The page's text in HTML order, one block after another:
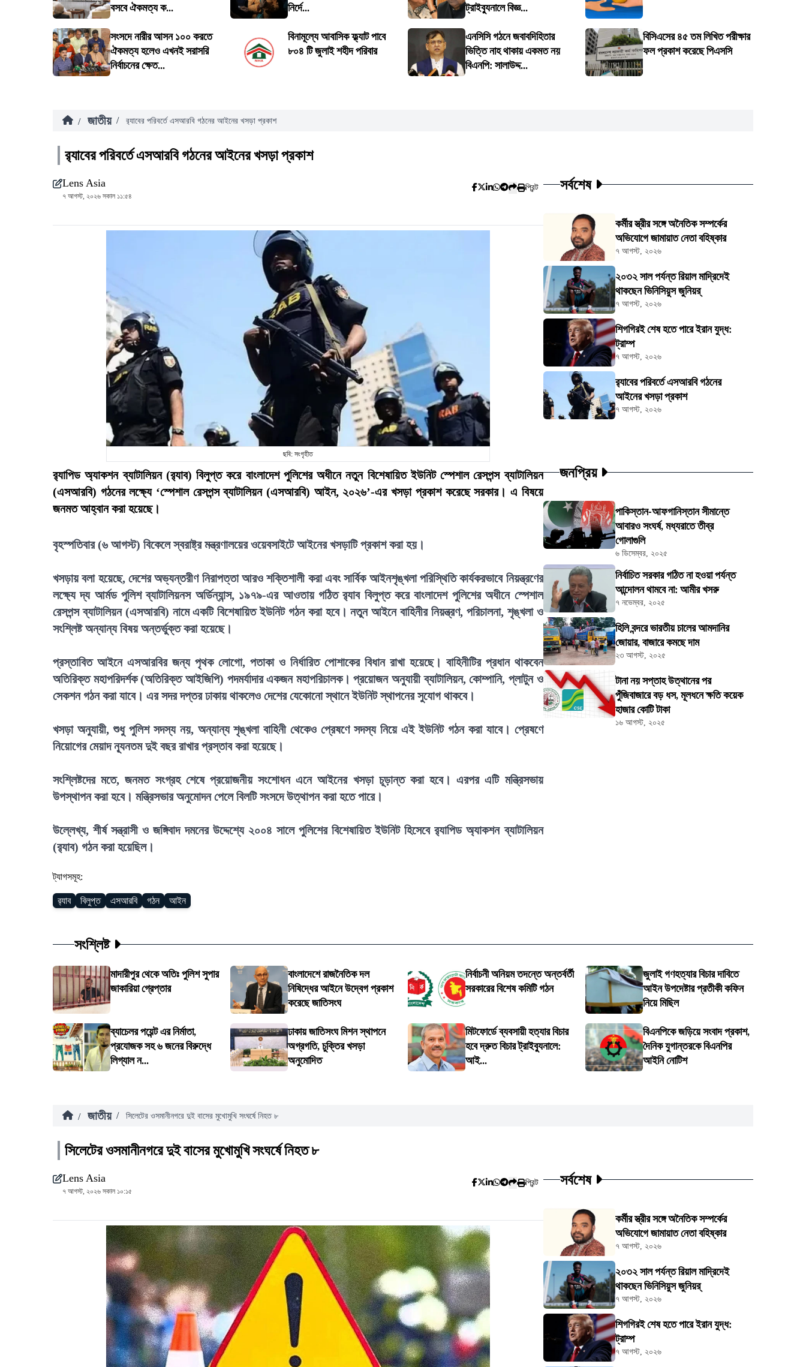
বসবে ঐকমত্য ক...
নির্দে...
ট্রাইব্যুনালে বিজ্ঞ...
সংসদে নারীর আসন ১০০ করতে
ঐকমত্য হলেও এখনই সরাসরি
নির্বাচনের ক্ষেত...
বিনামূল্যে আবাসিক ফ্ল্যাট পাবে
৮০৪ টি জুলাই শহীদ পরিবার
এনসিসি গঠনে জবাবদিহিতার
ভিত্তি নাহ থাকায় একমত নয়
বিএনপি: সালাউদ্দ...
বিসিএসের ৪৫ তম লিখিত পরীক্ষার
ফল প্রকাশ করেছে পিএসসি
/ জাতীয় / র‍্যাবের পরিবর্তে এসআরবি গঠনের আইনের খসড়া প্রকাশ
র‍্যাবের পরিবর্তে এসআরবি গঠনের আইনের খসড়া প্রকাশ
Lens Asia
৭ আগস্ট, ২০২৬ সকাল ১১:৫৪
প্রিন্ট
ছবি: সংগৃহীত
র‍্যাপিড অ্যাকশন ব্যাটালিয়ন (র‍্যাব) বিলুপ্ত করে বাংলাদেশ পুলিশের অধীনে নতুন বিশেষায়িত ইউনিট স্পেশাল রেসপন্স ব্যাটালিয়ন
(এসআরবি) গঠনের লক্ষ্যে ‘স্পেশাল রেসপন্স ব্যাটালিয়ন (এসআরবি) আইন, ২০২৬’-এর খসড়া প্রকাশ করেছে সরকার। এ বিষয়ে
জনমত আহ্বান করা হয়েছে।
বৃহস্পতিবার (৬ আগস্ট) বিকেলে স্বরাষ্ট্র মন্ত্রণালয়ের ওয়েবসাইটে আইনের খসড়াটি প্রকাশ করা হয়।
খসড়ায় বলা হয়েছে, দেশের অভ্যন্তরীণ নিরাপত্তা আরও শক্তিশালী করা এবং সার্বিক আইনশৃঙ্খলা পরিস্থিতি কার্যকরভাবে নিয়ন্ত্রণের
লক্ষ্যে দ্য আর্মড পুলিশ ব্যাটালিয়নস অর্ডিন্যান্স, ১৯৭৯-এর আওতায় গঠিত র‍্যাব বিলুপ্ত করে বাংলাদেশ পুলিশের অধীনে স্পেশাল
রেসপন্স ব্যাটালিয়ন (এসআরবি) নামে একটি বিশেষায়িত ইউনিট গঠন করা হবে। নতুন আইনে বাহিনীর নিয়ন্ত্রণ, পরিচালনা, শৃঙ্খলা ও
সংশ্লিষ্ট অন্যান্য বিষয় অন্তর্ভুক্ত করা হয়েছে।
প্রস্তাবিত আইনে এসআরবির জন্য পৃথক লোগো, পতাকা ও নির্ধারিত পোশাকের বিধান রাখা হয়েছে। বাহিনীটির প্রধান থাকবেন
অতিরিক্ত মহাপরিদর্শক (অতিরিক্ত আইজিপি) পদমর্যাদার একজন মহাপরিচালক। প্রয়োজন অনুযায়ী ব্যাটালিয়ন, কোম্পানি, প্লাটুন ও
সেকশন গঠন করা যাবে। এর সদর দপ্তর ঢাকায় থাকলেও দেশের যেকোনো স্থানে ইউনিট স্থাপনের সুযোগ থাকবে।
খসড়া অনুযায়ী, শুধু পুলিশ সদস্য নয়, অন্যান্য শৃঙ্খলা বাহিনী থেকেও প্রেষণে সদস্য নিয়ে এই ইউনিট গঠন করা যাবে। প্রেষণে
নিয়োগের মেয়াদ ন্যূনতম দুই বছর রাখার প্রস্তাব করা হয়েছে।
সংশ্লিষ্টদের মতে, জনমত সংগ্রহ শেষে প্রয়োজনীয় সংশোধন এনে আইনের খসড়া চূড়ান্ত করা হবে। এরপর এটি মন্ত্রিসভায়
উপস্থাপন করা হবে। মন্ত্রিসভার অনুমোদন পেলে বিলটি সংসদে উত্থাপন করা হতে পারে।
উল্লেখ্য, শীর্ষ সন্ত্রাসী ও জঙ্গিবাদ দমনের উদ্দেশ্যে ২০০৪ সালে পুলিশের বিশেষায়িত ইউনিট হিসেবে র‍্যাপিড অ্যাকশন ব্যাটালিয়ন
(র‍্যাব) গঠন করা হয়েছিল।
ট্যাগসমূহ:
র‍্যাব বিলুপ্ত এসআরবি গঠন আইন
সর্বশেষ
কর্মীর স্ত্রীর সঙ্গে অনৈতিক সম্পর্কের
অভিযোগে জামায়াত নেতা বহিষ্কার
৭ আগস্ট, ২০২৬
২০৩২ সাল পর্যন্ত রিয়াল মাদ্রিদেই
থাকছেন ভিনিসিয়ুস জুনিয়র্
৭ আগস্ট, ২০২৬
শিগগিরই শেষ হতে পারে ইরান যুদ্ধ:
ট্রাম্প
৭ আগস্ট, ২০২৬
র‍্যাবের পরিবর্তে এসআরবি গঠনের
আইনের খসড়া প্রকাশ
৭ আগস্ট, ২০২৬
জনপ্রিয়
পাকিস্তান-আফগানিস্তান সীমান্তে
আবারও সংঘর্ষ, মধ্যরাতে তীব্র
গোলাগুলি
৬ ডিসেম্বর, ২০২৫
নির্বাচিত সরকার গঠিত না হওয়া পর্যন্ত
আন্দোলন থামবে না: আমীর খসরু
৭ নভেম্বর, ২০২৫
হিলি বন্দরে ভারতীয় চালের আমদানির
জোয়ার, বাজারে কমছে দাম
২৩ আগস্ট, ২০২৫
টানা নয় সপ্তাহ উত্থানের পর
পুঁজিবাজারে বড় ধস, মূলধনে ক্ষতি কয়েক
হাজার কোটি টাকা
১৬ আগস্ট, ২০২৫
সংশ্লিষ্ট
মাদারীপুর থেকে অতিঃ পুলিশ সুপার
জাকারিয়া গ্রেপ্তার
বাংলাদেশে রাজনৈতিক দল
নিষিদ্ধের আইনে উদ্বেগ প্রকাশ
করেছে জাতিসংঘ
নির্বাচনী অনিয়ম তদন্তে অন্তর্বর্তী
সরকারের বিশেষ কমিটি গঠন
জুলাই গণহত্যার বিচার দাবিতে
আইন উপদেষ্টার প্রতীকী কফিন
নিয়ে মিছিল
ব্যাচেলর পয়েন্ট এর নির্মাতা,
প্রযোজক সহ ৬ জনের বিরুদ্ধে
লিগ্যাল ন...
ঢাকায় জাতিসংঘ মিশন স্থাপনে
অগ্রগতি, চুক্তির খসড়া
অনুমোদিত
মিটফোর্ডে ব্যবসায়ী হত্যার বিচার
হবে দ্রুত বিচার ট্রাইব্যুনালে:
আই...
বিএনপিকে জড়িয়ে সংবাদ প্রকাশ,
দৈনিক যুগান্তরকে বিএনপির
আইনি নোটিশ
/ জাতীয় / সিলেটের ওসমানীনগরে দুই বাসের মুখোমুখি সংঘর্ষে নিহত ৮
সিলেটের ওসমানীনগরে দুই বাসের মুখোমুখি সংঘর্ষে নিহত ৮
Lens Asia
৭ আগস্ট, ২০২৬ সকাল ১০:১৫
প্রিন্ট সর্বশেষ
কর্মীর স্ত্রীর সঙ্গে অনৈতিক সম্পর্কের
অভিযোগে জামায়াত নেতা বহিষ্কার
৭ আগস্ট, ২০২৬
২০৩২ সাল পর্যন্ত রিয়াল মাদ্রিদেই
থাকছেন ভিনিসিয়ুস জুনিয়র্
৭ আগস্ট, ২০২৬
শিগগিরই শেষ হতে পারে ইরান যুদ্ধ:
ট্রাম্প
৭ আগস্ট, ২০২৬